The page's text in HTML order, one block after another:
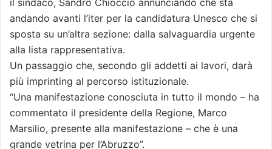
il sindaco, Sandro Chioccio annunciando che sta
andando avanti l’iter per la candidatura Unesco che si
sposta su un’altra sezione: dalla salvaguardia urgente
alla lista rappresentativa.
Un passaggio che, secondo gli addetti ai lavori, darà
più imprinting al percorso istituzionale.
“Una manifestazione conosciuta in tutto il mondo – ha
commentato il presidente della Regione, Marco
Marsilio, presente alla manifestazione – che è una
grande vetrina per l’Abruzzo”.